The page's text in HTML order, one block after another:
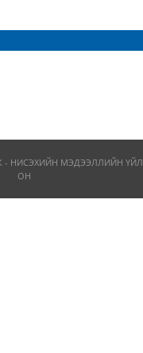
НИСЭХИЙН МЭДЭЭЛЛИЙН
ОН